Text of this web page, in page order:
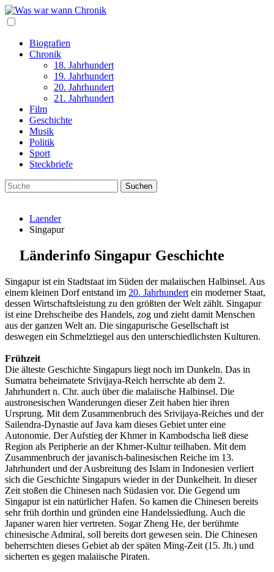
Biografien
Chronik
18. Jahrhundert
19. Jahrhundert
20. Jahrhundert
21. Jahrhundert
Film
Geschichte
Musik
Politik
Sport
Steckbriefe
Laender
Singapur
Länderinfo Singapur Geschichte
Singapur ist ein Stadtstaat im Süden der malaiischen Halbinsel. Aus
einem kleinen Dorf entstand im 20. Jahrhundert ein moderner Staat,
dessen Wirtschaftsleistung zu den größten der Welt zählt. Singapur
ist eine Drehscheibe des Handels, zog und zieht damit Menschen
aus der ganzen Welt an. Die singapurische Gesellschaft ist
deswegen ein Schmelztiegel aus den unterschiedlichsten Kulturen.
Frühzeit
Die älteste Geschichte Singapurs liegt noch im Dunkeln. Das in
Sumatra beheimatete Srivijaya-Reich herrschte ab dem 2.
Jahrhundert n. Chr. auch über die malaiische Halbinsel. Die
austronesischen Wanderungen dieser Zeit haben hier ihren
Ursprung. Mit dem Zusammenbruch des Srivijaya-Reiches und der
Sailendra-Dynastie auf Java kam dieses Gebiet unter eine
Autonomie. Der Aufstieg der Khmer in Kambodscha ließ diese
Region als Peripherie an der Khmer-Kultur teilhaben. Mit dem
Zusammenbruch der javanisch-balinesischen Reiche im 13.
Jahrhundert und der Ausbreitung des Islam in Indonesien verliert
sich die Geschichte Singapurs wieder in der Dunkelheit. In dieser
Zeit stoßen die Chinesen nach Südasien vor. Die Gegend um
Singapur ist ein natürlicher Hafen. So kamen die Chinesen bereits
sehr früh dorthin und gründen eine Handelssiedlung. Auch die
Japaner waren hier vertreten. Sogar Zheng He, der berühmte
chinesische Admiral, soll bereits dort gewesen sein. Die Chinesen
beherrschten dieses Gebiet ab der späten Ming-Zeit (15. Jh.) und
sicherten es gegen malaiische Piraten.